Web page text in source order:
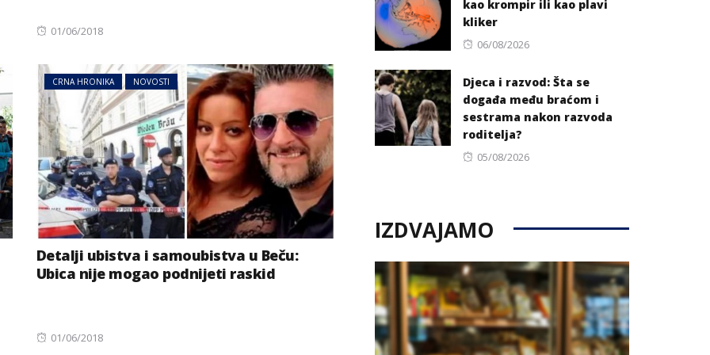
Posted
01/06/2018
CRNA HRONIKA NOVOSTI
Detalji ubistva i samoubistva u Beču:
Ubica nije mogao podnijeti raskid
Posted
01/06/2018
kao krompir ili kao plavi
kliker
Posted
06/08/2026
Djeca i razvod: Šta se
događa među braćom i
sestrama nakon razvoda
roditelja?
Posted
05/08/2026
IZDVAJAMO